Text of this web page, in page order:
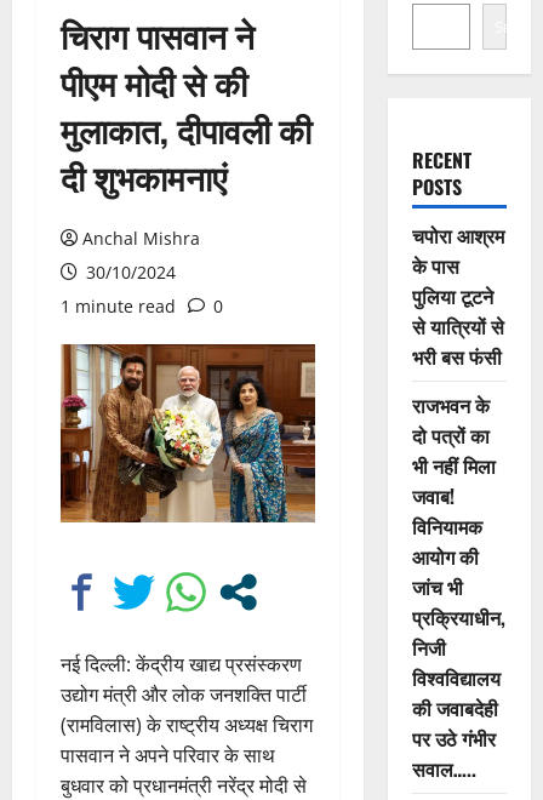
चिराग पासवान ने
पीएम मोदी से की
मुलाकात, दीपावली की
दी शुभकामनाएं
Anchal Mishra
30/10/2024
1 minute read
0
नई दिल्ली: केंद्रीय खाद्य प्रसंस्करण
उद्योग मंत्री और लोक जनशक्ति पार्टी
(रामविलास) के राष्ट्रीय अध्यक्ष चिराग
पासवान ने अपने परिवार के साथ
बुधवार को प्रधानमंत्री नरेंद्र मोदी से
Search
RECENT
POSTS
चपोरा आश्रम
के पास
पुलिया टूटने
से यात्रियों से
भरी बस फंसी
राजभवन के
दो पत्रों का
भी नहीं मिला
जवाब!
विनियामक
आयोग की
जांच भी
प्रक्रियाधीन,
निजी
विश्वविद्यालय
की जवाबदेही
पर उठे गंभीर
सवाल…..